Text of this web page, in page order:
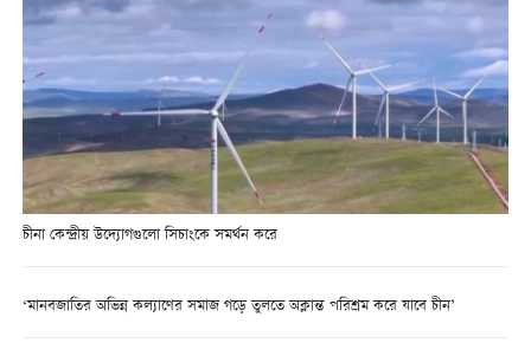
চীনা কেন্দ্রীয় উদ্যোগগুলো সিচাংকে সমর্থন করে
‘মানবজাতির অভিন্ন কল্যাণের সমাজ গড়ে তুলতে অক্লান্ত পরিশ্রম করে যাবে চীন’